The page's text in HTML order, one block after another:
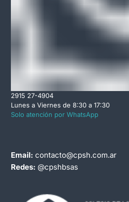
2915 27-4904
Lunes a Viernes de 8:30 a 17:30
Solo atención por WhatsApp
Email: contacto@cpsh.com.ar
Redes: @cpshbsas